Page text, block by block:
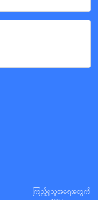
ကြည့်ရှုသူအရေအတွက်